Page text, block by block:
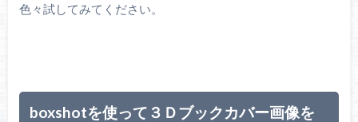
色々試してみてください。
boxshotを使って３Ｄブックカバー画像を